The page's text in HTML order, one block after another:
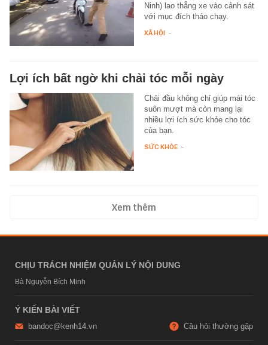
Ninh) lao thẳng xe vào cảnh sát
với mục đích tháo chạy.
XÃ HỘI -
Lợi ích bất ngờ khi chải tóc mỗi ngày
Chải đầu không chỉ giúp mái tóc
suôn mượt mà còn mang lại
nhiều lợi ích sức khỏe cho tóc
của bạn.
SỨC KHỎE -
Xem thêm
CHỊU TRÁCH NHIỆM QUẢN LÝ NỘI DUNG
Bà Nguyễn Bích Minh
Ý KIẾN BÀI VIẾT
bandoc@kenh14.vn Câu hỏi thường gặp